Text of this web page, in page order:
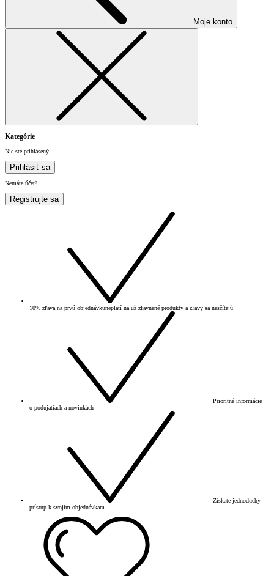
Moje konto
Kategórie
Nie ste prihlásený
Prihlásiť sa
Nemáte účet?
Registrujte sa
10% zľava na prvú objednávkuneplatí na už zľavnené produkty a zľavy sa nesčítajú
Prioritné informácie
o podujatiach a novinkách
Získate jednoduchý
prístup k svojim objednávkam